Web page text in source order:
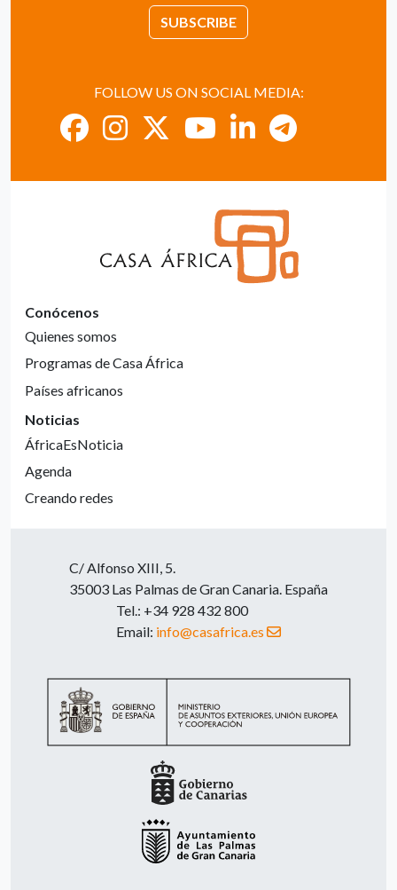
SUBSCRIBE
FOLLOW US ON SOCIAL MEDIA:
Conócenos
Quienes somos
Programas de Casa África
Países africanos
Noticias
ÁfricaEsNoticia
Agenda
Creando redes
C/ Alfonso XIII, 5.
35003 Las Palmas de Gran Canaria. España
Tel.: +34 928 432 800
Email: info@casafrica.es